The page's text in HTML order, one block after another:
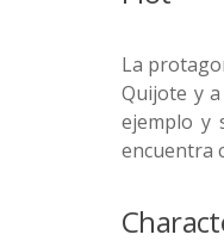
La
Quijote y
ejemplo y
encuentra